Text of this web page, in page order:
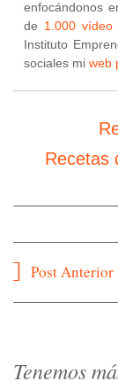
enfocándonos
de 1.000 vídeo
Instituto
sociales mi web
Recetas
Navegación
Post Anterior
Tenemos